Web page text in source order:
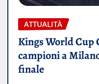
ATTUALITÀ
Kings World Cup
campioni a
finale